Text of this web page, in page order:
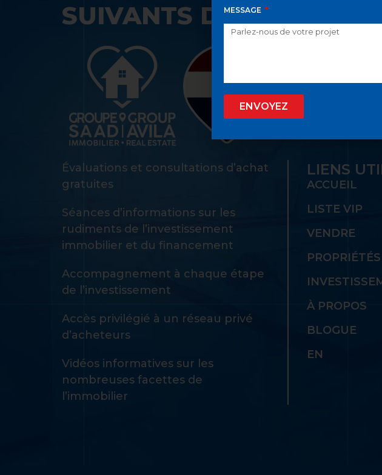
SUIVANTS DANS SON
Évaluations et consultations d’achat
gratuites
Séances d’informations sur les
rudiments de l’investissement
immobilier et du financement
Accompagnement à chaque étape
de l’investissement
Accès privilégié à un réseau privé
d’acheteurs
Vidéos informatives sur les
nombreuses facettes de
l’immobilier
LIENS
ACCUEIL
LISTE VIP
VENDRE
PROPRIÉTÉS
À PROPOS
BLOGUE
EN
MESSAGE
ENVOYEZ